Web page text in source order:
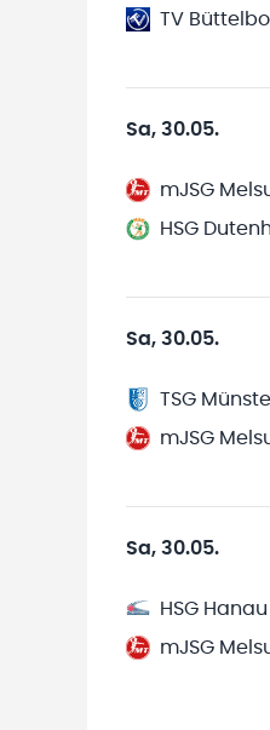
TV
Sa, 30.05.
mJSG
HSG
Sa, 30.05.
TSG
mJSG
Sa, 30.05.
HSG Hanau
mJSG